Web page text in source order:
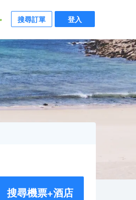
搜尋訂單 登入
搜尋機票+酒店